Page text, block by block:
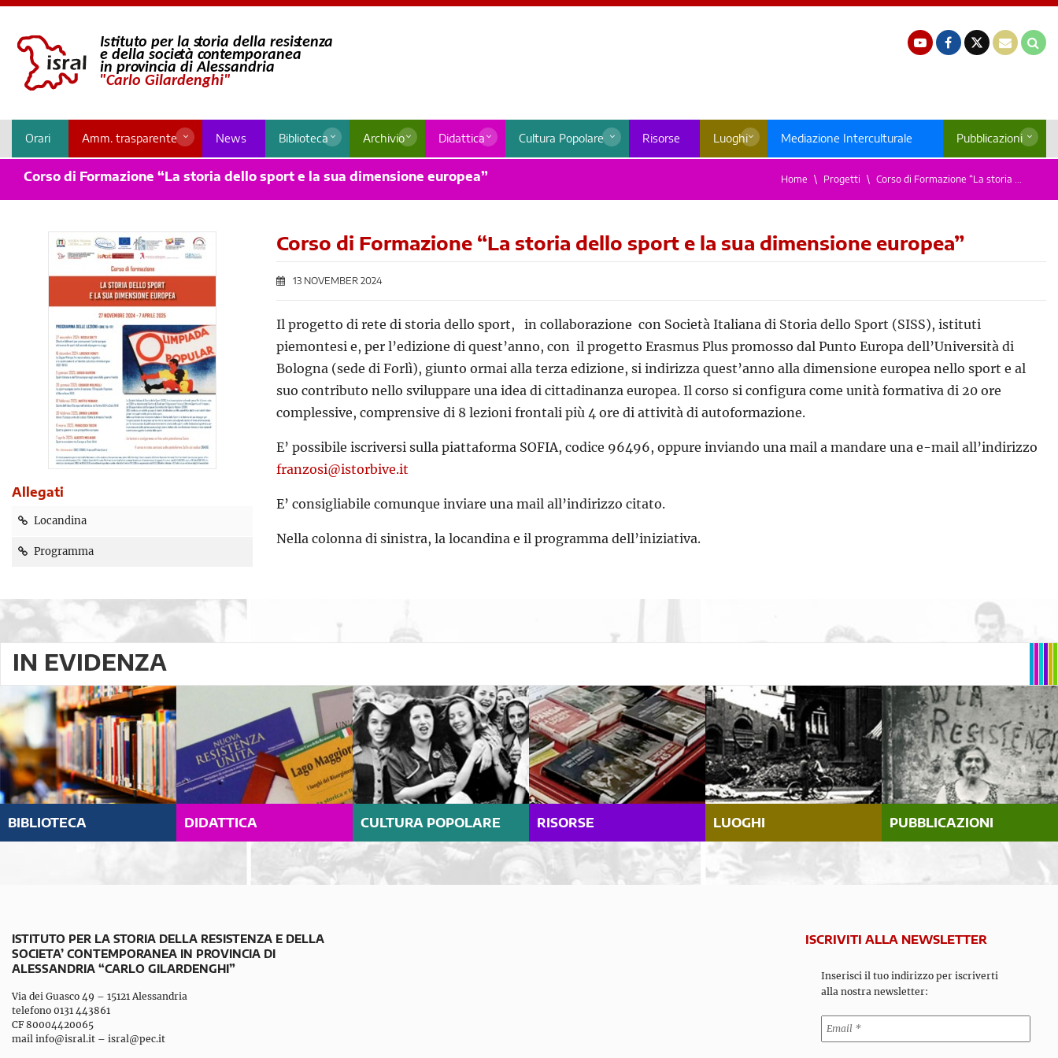
Orari Amm. trasparente News Biblioteca Archivio Didattica Cultura Popolare Risorse Luoghi Mediazione Interculturale Pubblicazioni
Corso di Formazione “La storia dello sport e la sua dimensione europea” Home Progetti Corso di Formazione “La storia ...
Allegati
Locandina
Programma
Corso di Formazione “La storia dello sport e la sua dimensione europea”
13 NOVEMBER 2024
Il progetto di rete di storia dello sport, in collaborazione con Società Italiana di Storia dello Sport (SISS), istituti
piemontesi e, per l’edizione di quest’anno, con il progetto Erasmus Plus promosso dal Punto Europa dell’Università di
Bologna (sede di Forlì), giunto ormai alla terza edizione, si indirizza quest’anno alla dimensione europea nello sport e al
suo contributo nello sviluppare una idea di cittadinanza europea. Il corso si configura come unità formativa di 20 ore
complessive, comprensive di 8 lezioni frontali più 4 ore di attività di autoformazione.
E’ possibile iscriversi sulla piattaforma SOFIA, codice 96496, oppure inviando una mail a mandare una e-mail all’indirizzo
franzosi@istorbive.it
E’ consigliabile comunque inviare una mail all’indirizzo citato.
Nella colonna di sinistra, la locandina e il programma dell’iniziativa.
IN EVIDENZA
BIBLIOTECA DIDATTICA CULTURA POPOLARE RISORSE LUOGHI PUBBLICAZIONI
ISTITUTO PER LA STORIA DELLA RESISTENZA E DELLA
SOCIETA’ CONTEMPORANEA IN PROVINCIA DI
ALESSANDRIA “CARLO GILARDENGHI”
Via dei Guasco 49 – 15121 Alessandria
telefono 0131 443861
CF 80004420065
mail info@isral.it – isral@pec.it
ISCRIVITI ALLA NEWSLETTER
Inserisci il tuo indirizzo per iscriverti
alla nostra newsletter: